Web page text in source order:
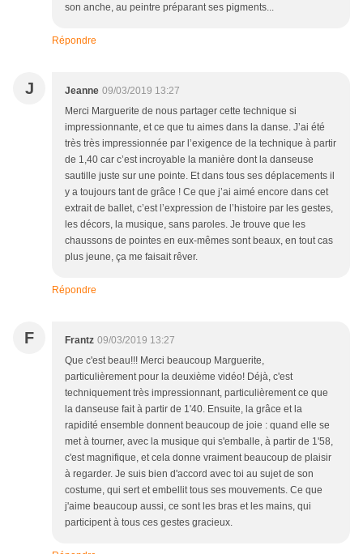
son anche, au peintre préparant ses pigments...
Répondre
J Jeanne 09/03/2019 13:27
Merci Marguerite de nous partager cette technique si
impressionnante, et ce que tu aimes dans la danse. J’ai été
très très impressionnée par l’exigence de la technique à partir
de 1,40 car c’est incroyable la manière dont la danseuse
sautille juste sur une pointe. Et dans tous ses déplacements il
y a toujours tant de grâce ! Ce que j’ai aimé encore dans cet
extrait de ballet, c’est l’expression de l’histoire par les gestes,
les décors, la musique, sans paroles. Je trouve que les
chaussons de pointes en eux-mêmes sont beaux, en tout cas
plus jeune, ça me faisait rêver.
Répondre
F Frantz 09/03/2019 13:27
Que c'est beau!!! Merci beaucoup Marguerite,
particulièrement pour la deuxième vidéo! Déjà, c'est
techniquement très impressionnant, particulièrement ce que
la danseuse fait à partir de 1'40. Ensuite, la grâce et la
rapidité ensemble donnent beaucoup de joie : quand elle se
met à tourner, avec la musique qui s'emballe, à partir de 1'58,
c'est magnifique, et cela donne vraiment beaucoup de plaisir
à regarder. Je suis bien d'accord avec toi au sujet de son
costume, qui sert et embellit tous ses mouvements. Ce que
j'aime beaucoup aussi, ce sont les bras et les mains, qui
participent à tous ces gestes gracieux.